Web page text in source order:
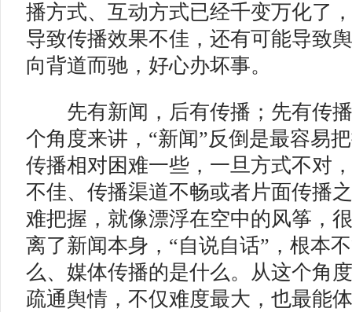
播方式、互动方式已经千变万化了
导致传播效果不佳，还有可能导致
向背道而驰，好心办坏事。
先有新闻，后有传播；先有传播
个角度来讲，“新闻”反倒是最容易
传播相对困难一些，一旦方式不对
不佳、传播渠道不畅或者片面传播
难把握，就像漂浮在空中的风筝，
离了新闻本身，“自说自话”，根本
么、媒体传播的是什么。从这个角
疏通舆情，不仅难度最大，也最能